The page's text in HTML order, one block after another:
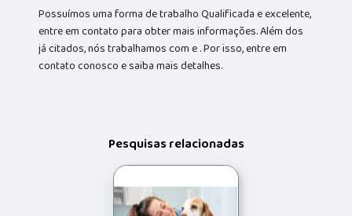
Possuímos uma forma de trabalho Qualificada e excelente,
entre em contato para obter mais informações. Além dos
já citados, nós trabalhamos com e . Por isso, entre em
contato conosco e saiba mais detalhes.
Pesquisas relacionadas